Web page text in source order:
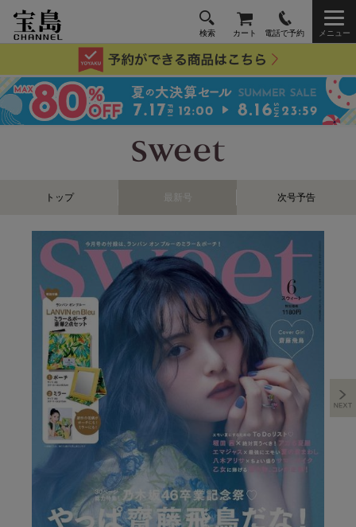
検索 カート 電話で予約 メニュー
トップ 最新号 次号予告